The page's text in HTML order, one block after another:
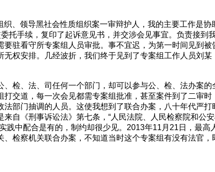
、领导黑社会性质组织案一审辩护人，我的主要工作是
托手续，复印了起诉意见书，并交涉会见事宜。负责接到
驻看守所专案组人员审批。事不宜迟，为第一时间见到
权安排。几经波折，我们终于见到了专案组工作人员刘
检、法、司任何一个部门，却可以参与公、检、法办案
交道，每一次会见都需专案组批准，甚至案件到了二审时
部门抽调的人员。这使我想到了联合办案，八十年代严
自《刑事诉讼法》第七条，“人民法院、人民检察院和公
践中配合是有的，制约却很少见。2013年11月21日，最
检察机关联合办案，不知道当时这个专案组有没有法官，